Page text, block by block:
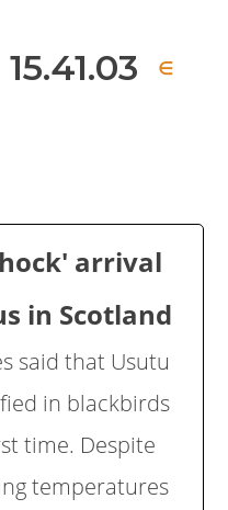
∈
arrival
in Scotland
said that Usutu
in blackbirds
time. Despite
temperatures